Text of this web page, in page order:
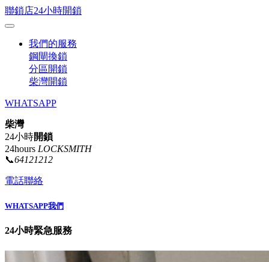
聯鎖店24小時開鎖
我們的服務
鋼閘換鎖
分區開鎖
柴灣開鎖
WHATSAPP
柴灣
24小時開鎖
24hours LOCKSMITH
📞64121212
電話聯絡
WHATSAPP我們
24小時緊急服務